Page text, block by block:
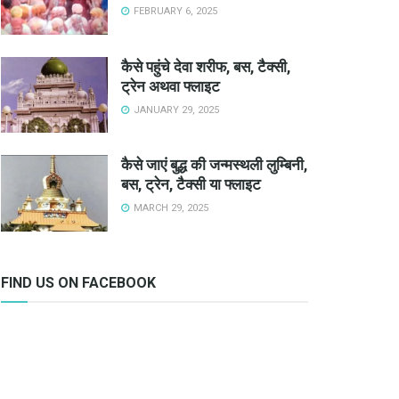
FEBRUARY 6, 2025
कैसे पहुंचे देवा शरीफ, बस, टैक्सी,
ट्रेन अथवा फ्लाइट
JANUARY 29, 2025
कैसे जाएं बुद्ध की जन्मस्थली लुम्बिनी,
बस, ट्रेन, टैक्सी या फ्लाइट
MARCH 29, 2025
FIND US ON FACEBOOK